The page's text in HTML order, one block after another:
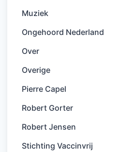
Muziek
Ongehoord Nederland
Over
Overige
Pierre Capel
Robert Gorter
Robert Jensen
Stichting Vaccinvrij